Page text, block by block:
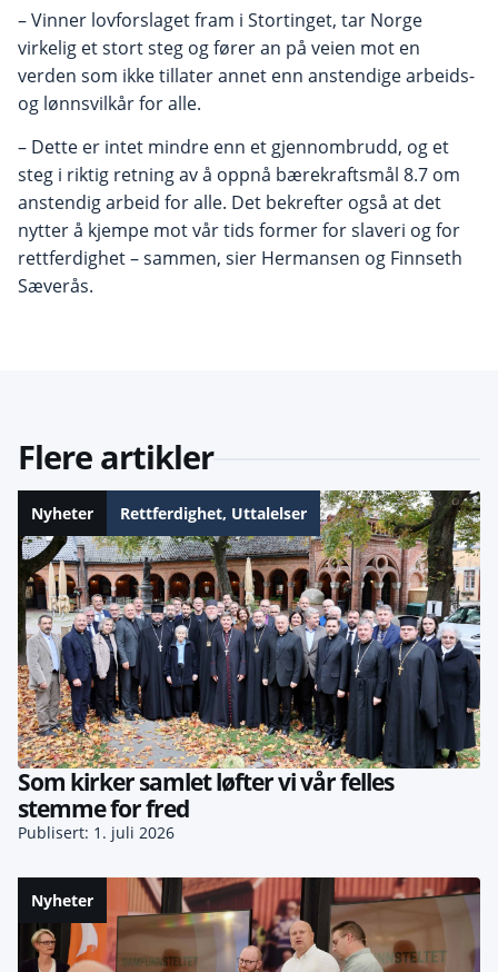
– Vinner lovforslaget fram i Stortinget, tar Norge
virkelig et stort steg og fører an på veien mot en
verden som ikke tillater annet enn anstendige arbeids-
og lønnsvilkår for alle.
– Dette er intet mindre enn et gjennombrudd, og et
steg i riktig retning av å oppnå bærekraftsmål 8.7 om
anstendig arbeid for alle. Det bekrefter også at det
nytter å kjempe mot vår tids former for slaveri og for
rettferdighet – sammen, sier Hermansen og Finnseth
Sæverås.
Flere artikler
Nyheter Rettferdighet, Uttalelser
Som kirker samlet løfter vi vår felles
stemme for fred
Publisert: 1. juli 2026
Nyheter